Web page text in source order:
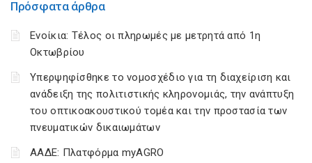
Πρόσφατα άρθρα
Ενοίκια: Τέλος οι πληρωμές με μετρητά από 1η
Οκτωβρίου
Υπερψηφίσθηκε το νομοσχέδιο για τη διαχείριση και
ανάδειξη της πολιτιστικής κληρονομιάς, την ανάπτυξη
του οπτικοακουστικού τομέα και την προστασία των
πνευματικών δικαιωμάτων
ΑΑΔΕ: Πλατφόρμα myAGRO